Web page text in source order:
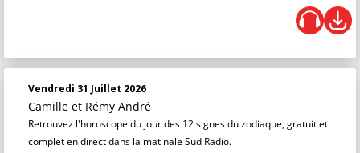
Vendredi 31 Juillet 2026
Camille et Rémy André
Retrouvez l'horoscope du jour des 12 signes du zodiaque, gratuit et
complet en direct dans la matinale Sud Radio.